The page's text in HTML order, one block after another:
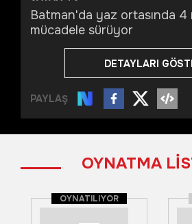
Batman'da yaz ortasında 4
mücadele sürüyor
DETAYLARI
PAYLAŞ
OYNATMA
OYNATILIYOR